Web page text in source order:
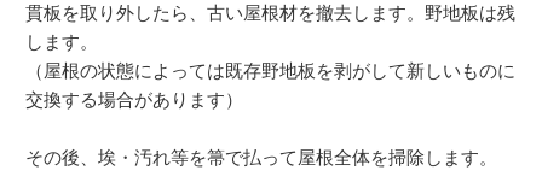
貫板を取り外したら、古い屋根材を撤去します。野地板は残
します。
（屋根の状態によっては既存野地板を剥がして新しいものに
交換する場合があります）
その後、埃・汚れ等を箒で払って屋根全体を掃除します。